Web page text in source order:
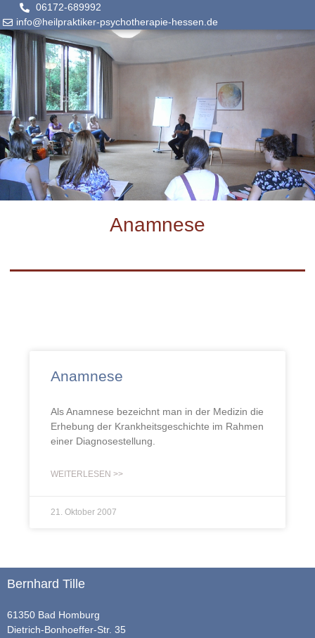
06172-689992
info@heilpraktiker-psychotherapie-hessen.de
Anamnese
Anamnese
Als Anamnese bezeichnt man in der Medizin die
Erhebung der Krankheitsgeschichte im Rahmen
einer Diagnosestellung.
WEITERLESEN >>
21. Oktober 2007
Bernhard Tille
61350 Bad Homburg
Dietrich-Bonhoeffer-Str. 35